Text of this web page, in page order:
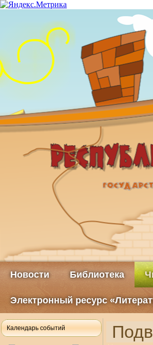
Новости Библиотека
Электронный ресурс
Календарь событий